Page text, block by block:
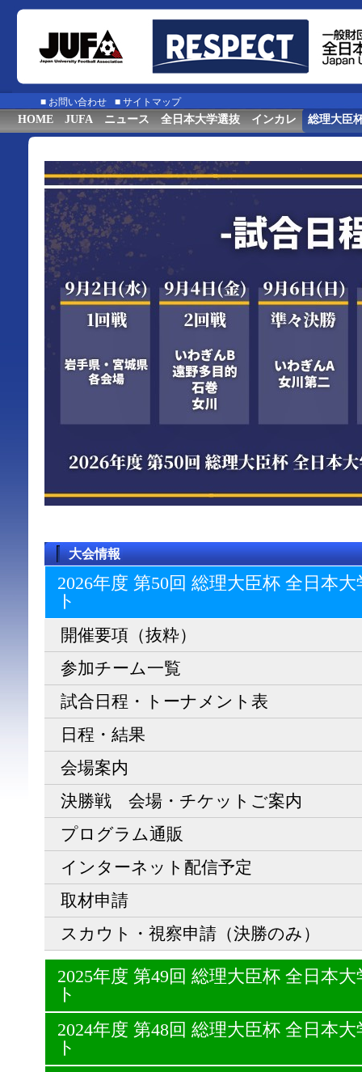
■ お問い合わせ ■ サイトマップ
HOME JUFA ニュース 全日本大学選抜 インカレ 総理大臣
大会情報
2026年度 第50回 総理大臣杯 全日本
ト
開催要項（抜粋）
参加チーム一覧
試合日程・トーナメント表
日程・結果
会場案内
決勝戦 会場・チケットご案内
プログラム通販
インターネット配信予定
取材申請
スカウト・視察申請（決勝のみ）
2025年度 第49回 総理大臣杯 全日本
ト
2024年度 第48回 総理大臣杯 全日本
ト